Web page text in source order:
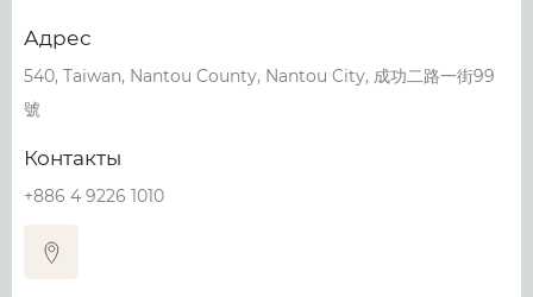
Адрес
540, Taiwan, Nantou County, Nantou City, 成功二路一街99
號
Контакты
+886 4 9226 1010